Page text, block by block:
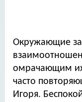
Окружающие
омрачающим их
часто
Игоря.